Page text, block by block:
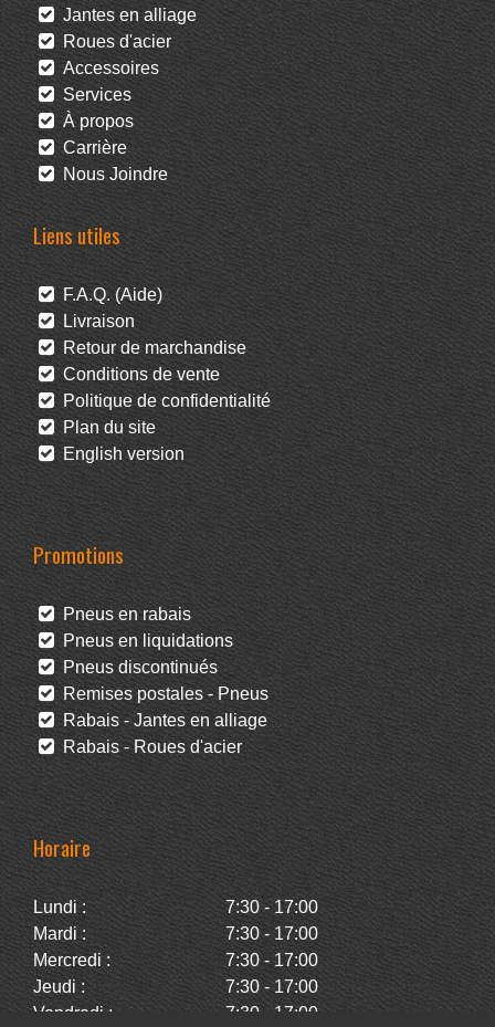
Jantes en alliage
Roues d'acier
Accessoires
Services
À propos
Carrière
Nous Joindre
Liens utiles
F.A.Q. (Aide)
Livraison
Retour de marchandise
Conditions de vente
Politique de confidentialité
Plan du site
English version
Promotions
Pneus en rabais
Pneus en liquidations
Pneus discontinués
Remises postales - Pneus
Rabais - Jantes en alliage
Rabais - Roues d'acier
Horaire
Lundi :
7:30 - 17:00
Mardi :
7:30 - 17:00
Mercredi :
7:30 - 17:00
Jeudi :
7:30 - 17:00
Vendredi :
7:30 - 17:00